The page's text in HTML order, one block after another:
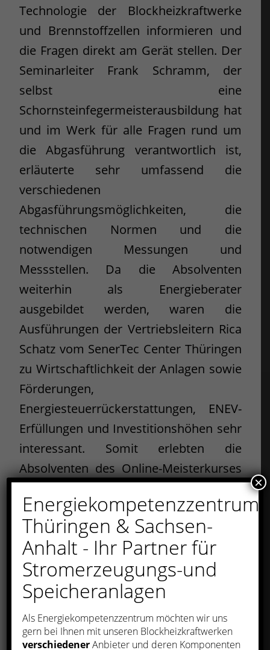
Technologie der Blockheizkraftwerke
und Brennstoffzellen informieren und
die Fragen direkt am Gerät stellen. Der
Seminarleiter Frank Schramm, der
selbst eine
Schornsteinfegermeisterausbildung hat
und im Werk für alle Fragen rund um
die Abgasführung verantwortlich ist,
erläuterte sehr umfassend die
verschiedenen
Abgasführungsmöglichkeiten, die
technischen Normen und die
notwendigen Messungen und
Messstellen. Da die Absolventen
weiterhin als Energieberater
ausgebildet werden, waren die
Ausführungen der Vertriebsleitern Rica
Schatz vom SenerTec Center Thüringen
zu Wirtschaftlichkeit der Anlagen sowie
Förderungen,
Energiesteuerrückerstattungen, ENEV-
Erfüllungen und Investitionshöhen sehr
interessant. Somit erlebten die
Absolventen des Online-Meisterkurses
Abschluss ihrer Prüfungen stehen, den
Aufbau und die Funktion von
stromerzeugenden Heizungen und
waren erstaunt, dass diese Technologie
nicht nur in großen Anlagen, sondern
der „Dachs“ immer mehr in kleinen
Objekte wie in Gaststätten, Hotels,
Energiekompetenzzentrum
Thüringen & Sachsen-
Anhalt - Ihr Partner für
Stromerzeugungs-und
Speicheranlagen
Als Energiekompetenzzentrum möchten wir uns
gern bei Ihnen mit unseren Blockheizkraftwerken
verschiedenerAnbieter und deren Komponenten
×